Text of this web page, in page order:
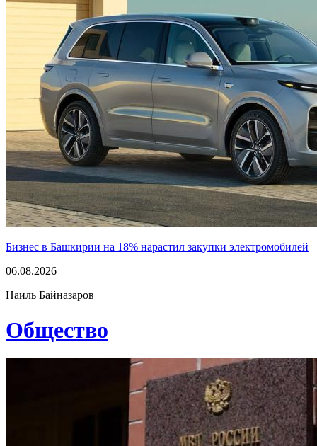
Бизнес в Башкирии на 18% нарастил закупки электромобилей
06.08.2026
Наиль Байназаров
Общество